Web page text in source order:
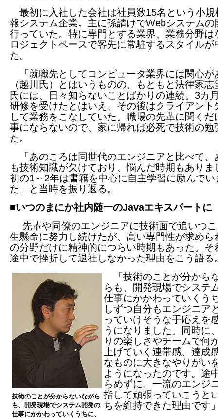
最初に入社した会社は社員数15名という小規
報システム企業。主に孫請けでWebシステムの
行っていた。特に専門とする業界、業務分野は
ロジェクトベースで客先に常駐するスタイルが
た。
「就職先としてコンピュータ業界には関心が
（越川氏）とはいうものの、もともと法律家志
氏には、日々知らないことばかりの連続。3カ
研修を受けたとはいえ、その後はクライアント
して業務をこなしていた。職場の先輩に聞くだ
事にならないので、家に帰れば必死で技術の勉
た。
「あのころは同世代のエンジニアと比べて、
も技術知識が欠けており、悩んだ時期もありま
初の1～2年は書籍を中心に自主学習に励んでい
た」と当時を振り返る。
■いつのまにか社内随一のJavaエキスパートに
先輩や同僚のエンジニアに技術面で追いつ
生懸命に努力し続けたが、高い専門性が求めら
の分野だけに精神的につらい時期もあった。そ
途中で挫折して退社しなかった理由をこう語る
技術のことが分からないながら
も、開発現場でシステム開発の
仕事にかかわっていくうちに、
「技術のことが分から
らも、開発現場でシステ
仕事にかかわっていくう
しずつ自分もエンジニア
っていけそうな手応えを
うになりました。同時に
りの楽しさやチームで何
上げていく連帯感、達成
なものに大きなやりがい
ようになったのです。途
らめずに、一流のエンジ
指して頑張っていこうと
ちを維持できた理由です